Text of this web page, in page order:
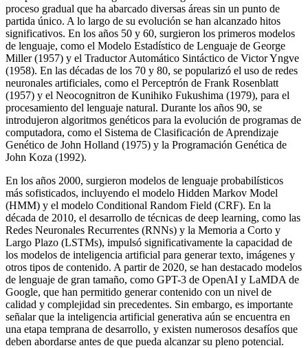
proceso gradual que ha abarcado diversas áreas sin un punto de
partida único. A lo largo de su evolución se han alcanzado hitos
significativos. En los años 50 y 60, surgieron los primeros modelos
de lenguaje, como el Modelo Estadístico de Lenguaje de George
Miller (1957) y el Traductor Automático Sintáctico de Victor Yngve
(1958). En las décadas de los 70 y 80, se popularizó el uso de redes
neuronales artificiales, como el Perceptrón de Frank Rosenblatt
(1957) y el Neocognitron de Kunihiko Fukushima (1979), para el
procesamiento del lenguaje natural. Durante los años 90, se
introdujeron algoritmos genéticos para la evolución de programas de
computadora, como el Sistema de Clasificación de Aprendizaje
Genético de John Holland (1975) y la Programación Genética de
John Koza (1992).
En los años 2000, surgieron modelos de lenguaje probabilísticos
más sofisticados, incluyendo el modelo Hidden Markov Model
(HMM) y el modelo Conditional Random Field (CRF). En la
década de 2010, el desarrollo de técnicas de deep learning, como las
Redes Neuronales Recurrentes (RNNs) y la Memoria a Corto y
Largo Plazo (LSTMs), impulsó significativamente la capacidad de
los modelos de inteligencia artificial para generar texto, imágenes y
otros tipos de contenido. A partir de 2020, se han destacado modelos
de lenguaje de gran tamaño, como GPT-3 de OpenAI y LaMDA de
Google, que han permitido generar contenido con un nivel de
calidad y complejidad sin precedentes. Sin embargo, es importante
señalar que la inteligencia artificial generativa aún se encuentra en
una etapa temprana de desarrollo, y existen numerosos desafíos que
deben abordarse antes de que pueda alcanzar su pleno potencial.